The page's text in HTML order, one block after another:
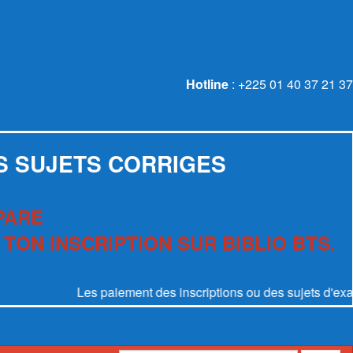
Hotline : +225 01 40 37 21 37
SUJETS CORRIGES
INSCRIPTION SUR BIBLIO BTS.
Les paiement des inscriptions ou des sujets d'examen